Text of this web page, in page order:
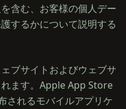
含む、お客様の個人デー
するかについて説明する
ブサイトおよびウェブサ
ます。Apple App Store
されるモバイルアプリケ